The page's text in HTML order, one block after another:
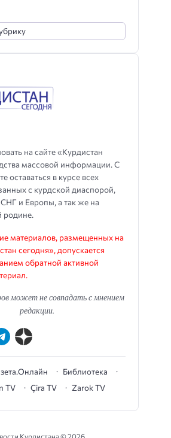
на сайте «Курдистан
массовой информации. С
оставаться в курсе всех
с курдской диаспорой,
СНГ и Европы, а так же на
родине.
материалов, размещенных на
сегодня», допускается
обратной активной
может не совпадать с мнением
редакции.
Библиотека
TV Çira TV Zarok TV
Курдистана ©2026